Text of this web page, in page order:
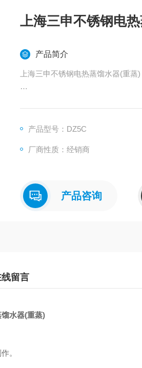
上海三申不锈钢电
产品简介
上海三申不锈钢电热蒸馏水器(重蒸)
双塔双体，结构合理。
缺水自动切断加热电源，待回流水
产品型号：DZ5C
厂商性质：经销商
产品咨询
留言
馏水器(重蒸)
。